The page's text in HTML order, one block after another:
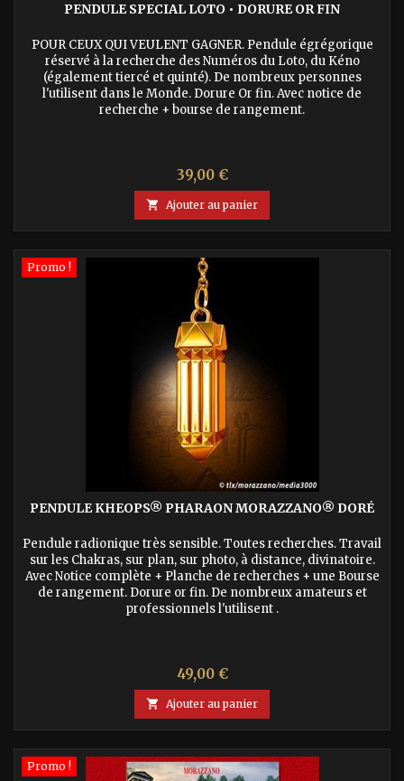
PENDULE SPECIAL LOTO • DORURE OR FIN
POUR CEUX QUI VEULENT GAGNER. Pendule égrégorique
réservé à la recherche des Numéros du Loto, du Kéno
(également tiercé et quinté). De nombreux personnes
l'utilisent dans le Monde. Dorure Or fin. Avec notice de
recherche + bourse de rangement.
Prix
39,00 €
 Ajouter au panier
Promo !
PENDULE KHEOPS® PHARAON MORAZZANO® DORÉ
Pendule radionique très sensible. Toutes recherches. Travail
sur les Chakras, sur plan, sur photo, à distance, divinatoire.
Avec Notice complète + Planche de recherches + une Bourse
de rangement. Dorure or fin. De nombreux amateurs et
professionnels l'utilisent .
Prix
49,00 €
 Ajouter au panier
Promo !